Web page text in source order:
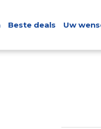
Beste deals Uw